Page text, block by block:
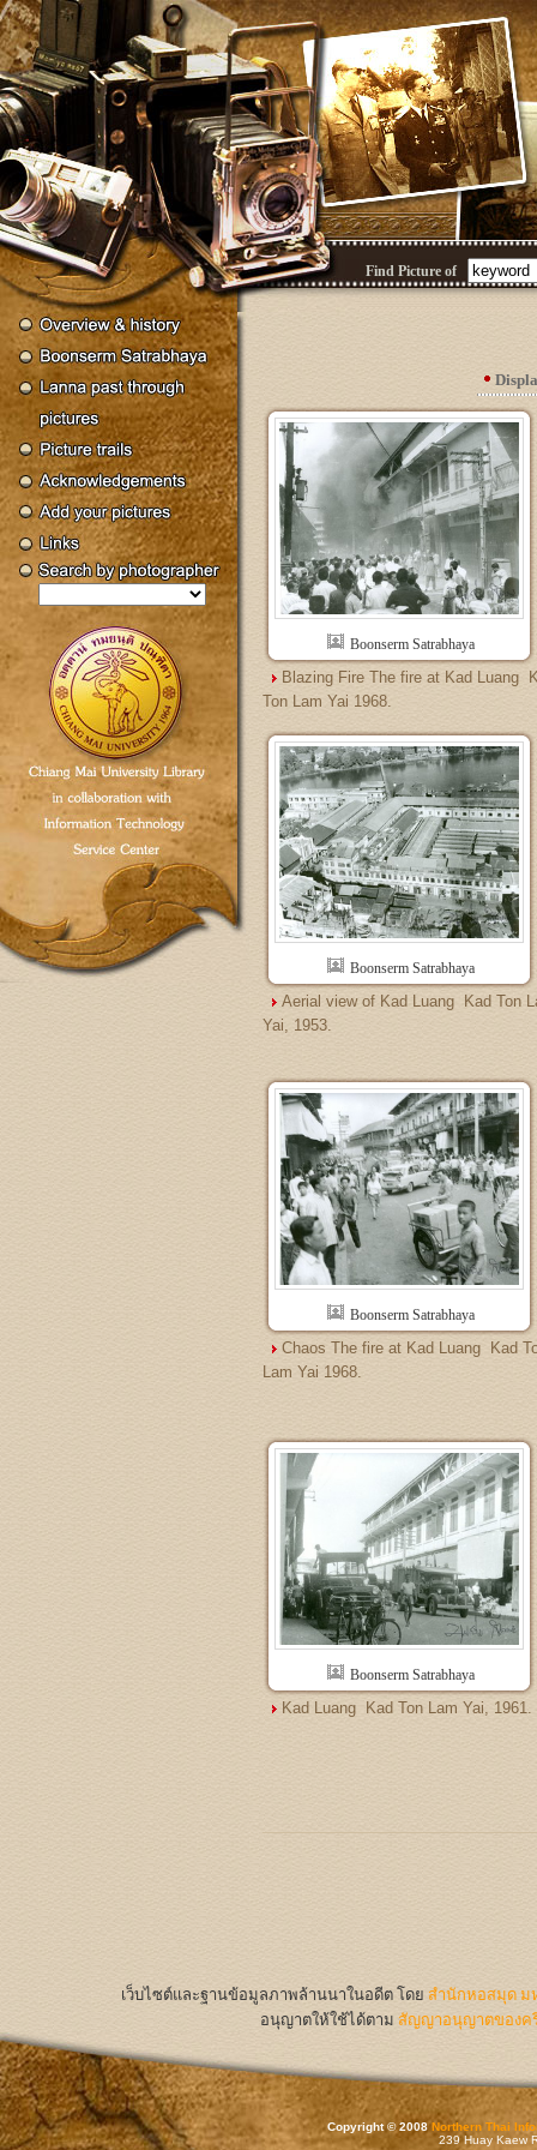
Find Picture of
Boonserm Satrabhaya
Blazing Fire The fire at Kad Luang 
Ton Lam Yai 1968.
Boonserm Satrabhaya
Aerial view of Kad Luang  Kad Ton
Yai, 1953.
Boonserm Satrabhaya
Chaos The fire at Kad Luang  Kad
Lam Yai 1968.
Boonserm Satrabhaya
Kad Luang  Kad Ton Lam Yai, 1961.
เว็บไซต์และฐานข้อมูลภาพล้านนาในอดีต โดย สำนักหอสมุด ม
อนุญาตให้ใช้ได้ตาม สัญญาอนุญาตของค
Copyright © 2008Northern Thai
239 Huay Kaew